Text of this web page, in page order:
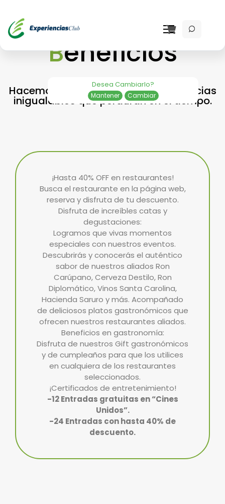
Desea Cambiarlo?
Mantener Cambiar
Beneficios
Hacemos de tus momentos, experiencias
inigualables que perduran en el tiempo.
¡Hasta 40% OFF en restaurantes!
Busca el restaurante en la página web,
reserva y disfruta de tu descuento.
Disfruta de increíbles catas y
degustaciones:
Logramos que vivas momentos
especiales con nuestros eventos.
Descubrirás y conocerás el auténtico
sabor de nuestros aliados Ron
Carúpano, Cerveza Destilo, Ron
Diplomático, Vinos Santa Carolina,
Hacienda Saruro y más. Acompañado
de deliciosos platos gastronómicos que
ofrecen nuestros restaurantes aliados.
Beneficios en gastronomía:
Disfruta de nuestros Gift gastronómicos
y de cumpleaños para que los utilices
en cualquiera de los restaurantes
seleccionados.
¡Certificados de entretenimiento!
-12 Entradas gratuitas en “Cines
Unidos”.
-24 Entradas con hasta 40% de
descuento.